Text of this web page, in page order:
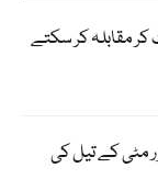
کر مقابلہ کر سکتے
مٹی کے تیل کی